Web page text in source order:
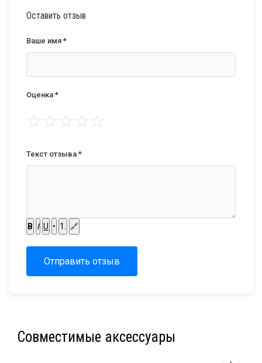
Оставить отзыв
Ваше имя *
Оценка *
☆☆☆☆☆
Текст отзыва *
B I U • 1. 🔗
Отправить отзыв
Совместимые аксессуары